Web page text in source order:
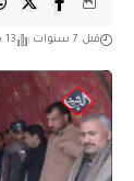
قبل 7 سنوات 13 مشاهدات